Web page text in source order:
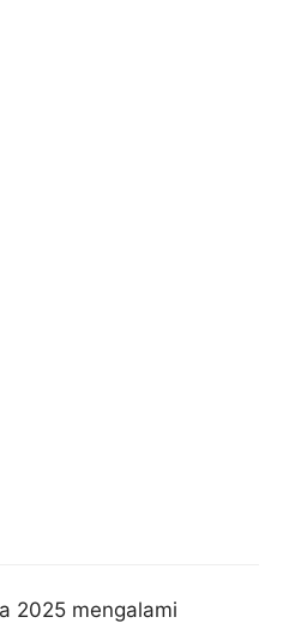
2025 mengalami